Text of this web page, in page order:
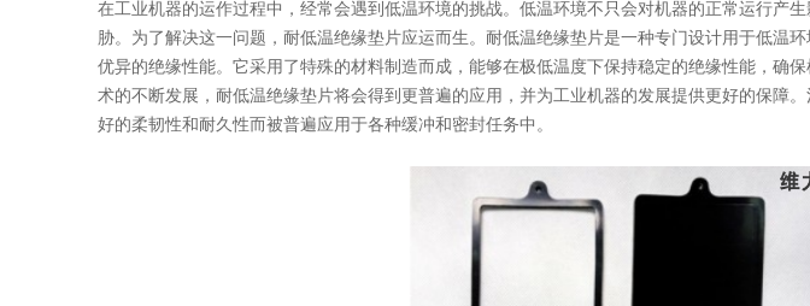
在工业机器的运作过程中，经常会遇到低温环境的挑战。低温环境不只会对机器的正常运行产
胁。为了解决这一问题，耐低温绝缘垫片应运而生。耐低温绝缘垫片是一种专门设计用于低温
优异的绝缘性能。它采用了特殊的材料制造而成，能够在极低温度下保持稳定的绝缘性能，确
术的不断发展，耐低温绝缘垫片将会得到更普遍的应用，并为工业机器的发展提供更好的保障
好的柔韧性和耐久性而被普遍应用于各种缓冲和密封任务中。